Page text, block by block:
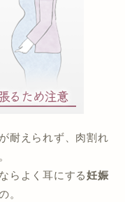
耐えられず、肉割れ
らよく耳にする妊娠
。